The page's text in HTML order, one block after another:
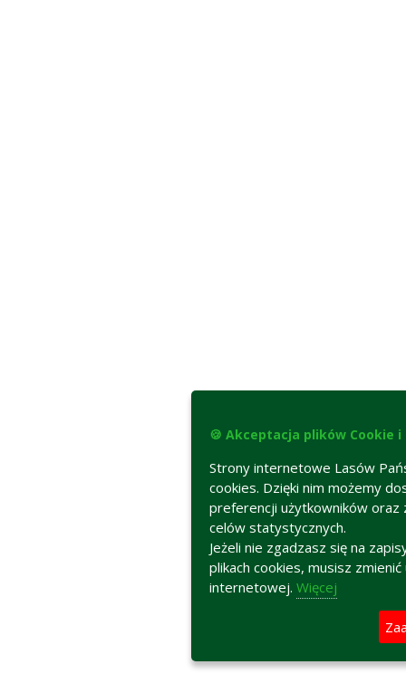
🍪 Akceptacja plików Cookie
Strony internetowe Lasów
cookies. Dzięki nim możemy
preferencji użytkowników oraz
celów statystycznych.
Jeżeli nie zgadzasz się na
plikach cookies, musisz
internetowej. Więcej